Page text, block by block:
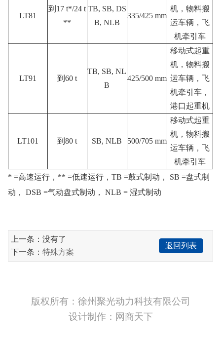
LT81
到17 t*/24 t
**
TB, SB, DS
B, NLB
335/425 mm
机，物料搬
运车辆，飞
机牵引车
LT91 到60 t
TB, SB, NL
B
425/500 mm
移动式起重
机，物料搬
运车辆，飞
机牵引车，
港口起重机
LT101 到80 t SB, NLB 500/705 mm
移动式起重
机，物料搬
运车辆，飞
机牵引车
* =高速运行，** =低速运行，TB =鼓式制动， SB =盘式制
动， DSB =气动盘式制动， NLB = 湿式制动
上一条：没有了
下一条： 特殊方案
返回列表
版权所有：徐州聚光动力科技有限公司
设计制作：网商天下